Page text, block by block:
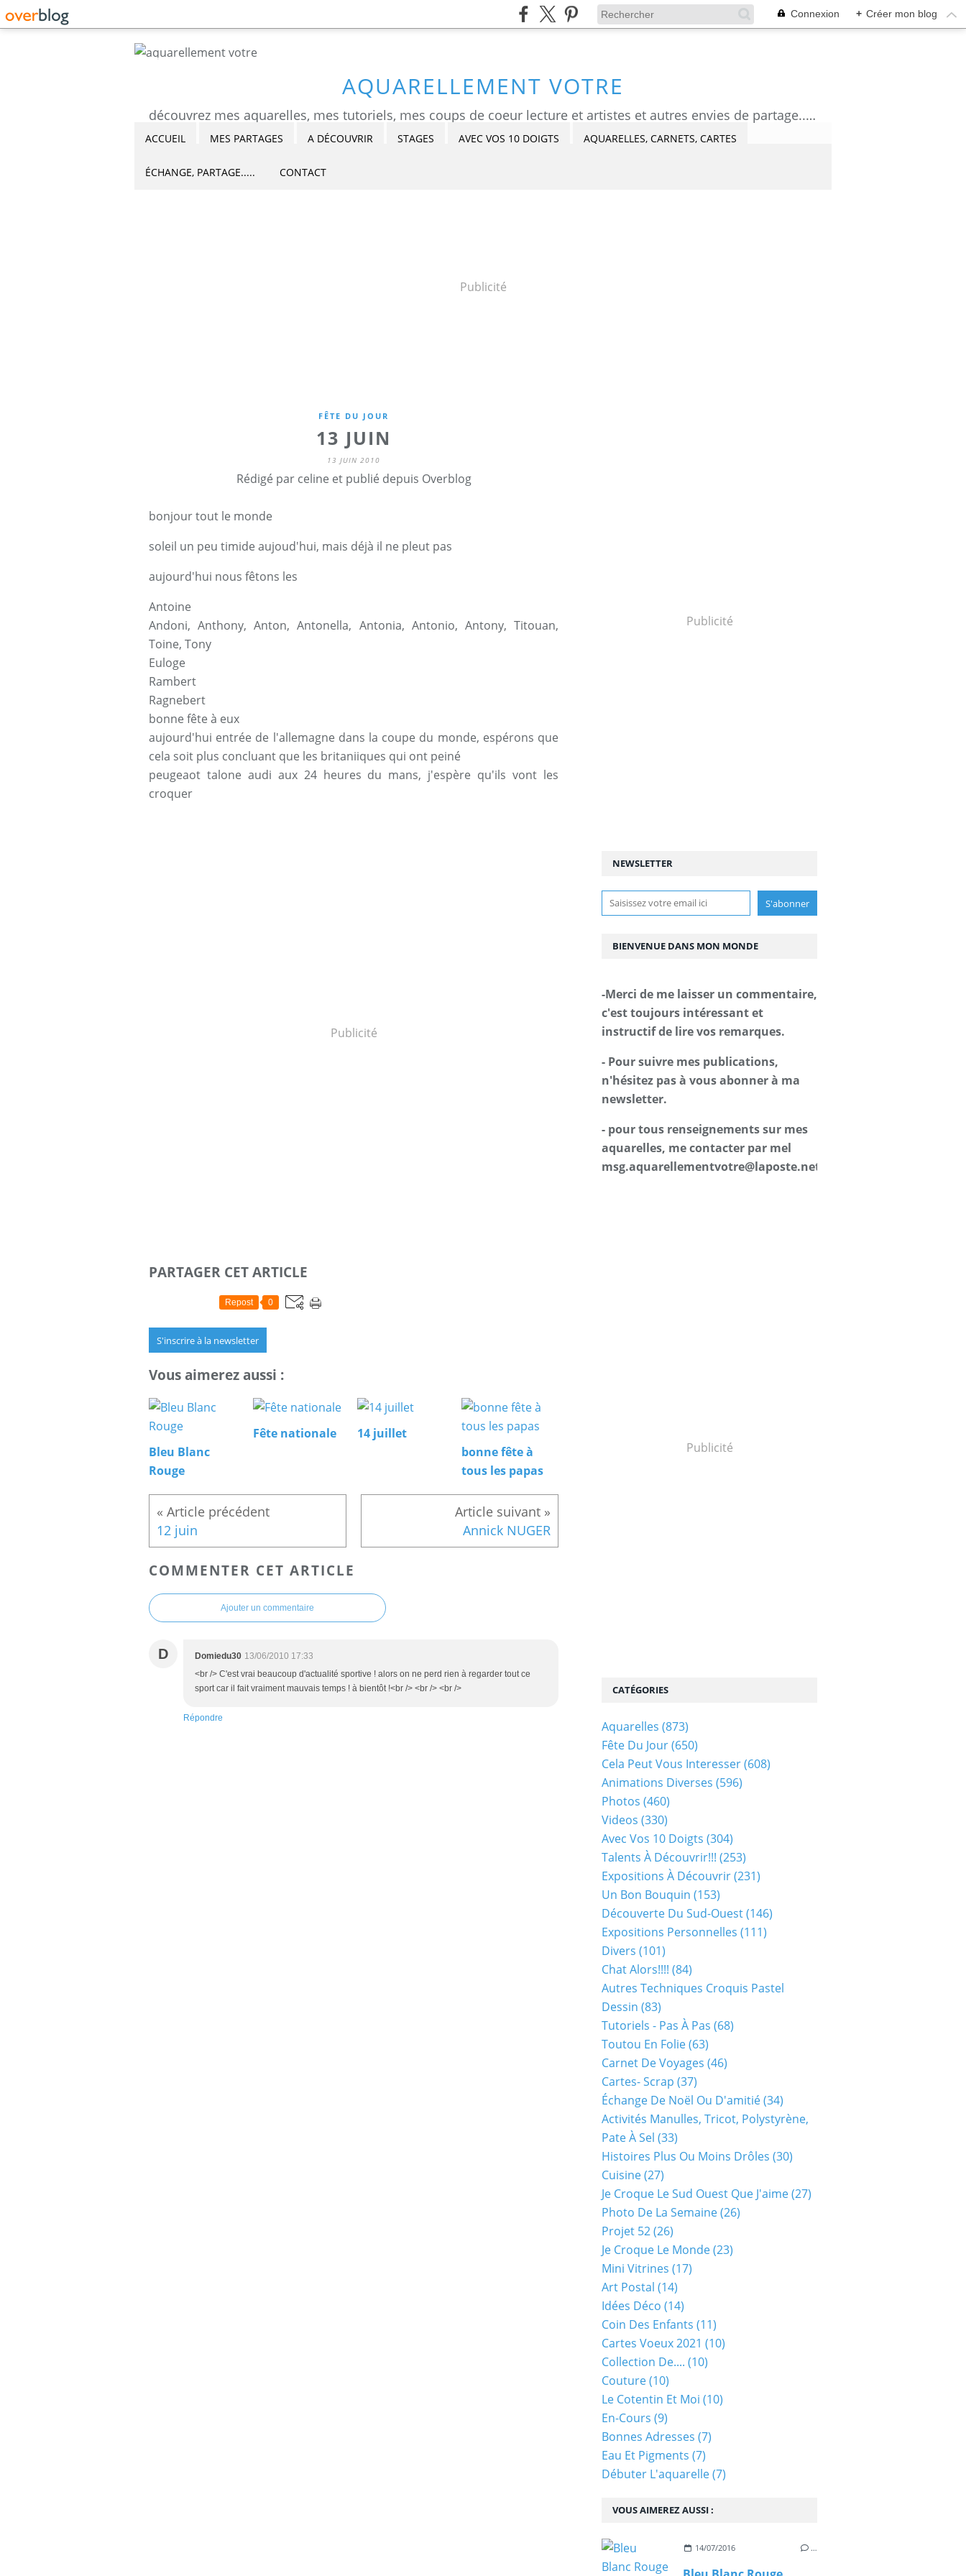
Connexion + Créer mon blog
AQUARELLEMENT VOTRE
découvrez mes aquarelles, mes tutoriels, mes coups de coeur lecture et artistes et autres envies de partage....Céline Castaingt-T.
ACCUEIL MES PARTAGES A DÉCOUVRIR STAGES AVEC VOS 10 DOIGTS AQUARELLES, CARNETS, CARTES
ÉCHANGE, PARTAGE..... CONTACT
Publicité
FÊTE DU JOUR
13 JUIN
13 JUIN 2010
Rédigé par celine et publié depuis Overblog
bonjour tout le monde
soleil un peu timide aujoud'hui, mais déjà il ne pleut pas
aujourd'hui nous fêtons les
Antoine
Andoni,Anthony,Anton,Antonella, Antonia, Antonio, Antony,Titouan,
Toine, Tony
Euloge
Rambert
Ragnebert
bonne fête à eux
aujourd'hui entrée de l'allemagne dans la coupe du monde, espérons que
cela soit plus concluant que les britaniiques qui ont peiné
peugeaot talone audi aux 24 heures du mans, j'espère qu'ils vont les
croquer
Publicité
PARTAGER CET ARTICLE
Repost 0
S'inscrire à la newsletter
Vous aimerez aussi :
Bleu Blanc
Rouge
Fête nationale
14 juillet
bonne fête à
tous les papas
12 juin Annick NUGER
COMMENTER CET ARTICLE
Ajouter un commentaire
D Domiedu30 13/06/2010 17:33
<br /> C'est vrai beaucoup d'actualité sportive ! alors on ne perd rien à regarder tout ce
sport car il fait vraiment mauvais temps ! à bientôt !<br /> <br /> <br />
Répondre
Publicité
NEWSLETTER
Publicité
VOUS AIMEREZ AUSSI :
14/07/2016 …
CATÉGORIES
Aquarelles (873)
Fête Du Jour(650)
Cela Peut Vous Interesser(608)
Animations Diverses (596)
Photos (460)
Videos (330)
Avec Vos 10 Doigts (304)
Talents À Découvrir!!! (253)
Expositions À Découvrir(231)
Un Bon Bouquin (153)
Découverte Du Sud-Ouest(146)
Expositions Personnelles (111)
Divers (101)
Chat Alors!!!! (84)
Autres Techniques Croquis Pastel
Dessin (83)
Tutoriels - Pas À Pas (68)
Toutou En Folie(63)
Carnet De Voyages (46)
Cartes- Scrap (37)
Échange De Noël Ou D'amitié(34)
Activités Manulles, Tricot, Polystyrène,
Pate À Sel (33)
Histoires Plus Ou Moins Drôles (30)
Cuisine(27)
Je Croque Le Sud Ouest Que J'aime(27)
Photo De La Semaine(26)
Projet 52(26)
Je Croque Le Monde(23)
Mini Vitrines (17)
Art Postal (14)
Idées Déco (14)
Coin Des Enfants (11)
Cartes Voeux 2021 (10)
Collection De.... (10)
Couture(10)
Le Cotentin Et Moi (10)
En-Cours (9)
Bonnes Adresses (7)
Eau Et Pigments (7)
Débuter L'aquarelle(7)
BIENVENUE DANS MON MONDE
-Merci de me laisser un commentaire,
c'est toujours intéressant et
instructif de lire vos remarques.
- Pour suivre mes publications,
n'hésitez pas à vous abonner à ma
newsletter.
- pour tous renseignements sur mes
aquarelles, me contacter par mel
msg.aquarellementvotre@laposte.net